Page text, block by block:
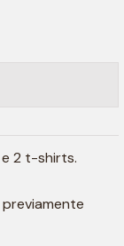
2 t-shirts.